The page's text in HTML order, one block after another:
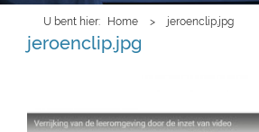
U bent hier Home > jeroenclip.jpg
jeroenclip.jpg